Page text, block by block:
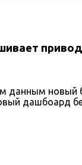
данным новый
дашбоард